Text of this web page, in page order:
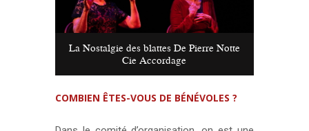
La Nostalgie des blattes De Pierre Notte
Cie Accordage
COMBIEN ÊTES-VOUS DE BÉNÉVOLES ?